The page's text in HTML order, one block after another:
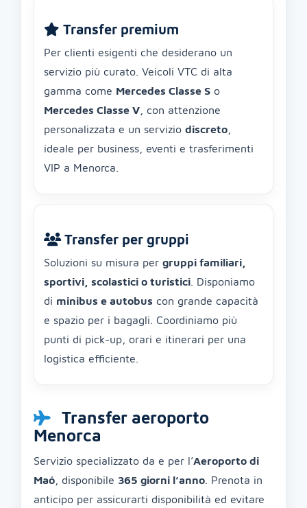
Transfer premium
Per clienti esigenti che desiderano un
servizio più curato. Veicoli VTC di alta
gamma come Mercedes Classe S o
Mercedes Classe V , con attenzione
personalizzata e un servizio discreto
ideale per business, eventi e trasferimenti
VIP a Menorca.
Transfer per gruppi
Soluzioni su misura per gruppi familiari,
sportivi, scolastici o turistici . Disponiamo
di minibus e autobus con grande capacità
e spazio per i bagagli. Coordiniamo più
punti di pick-up, orari e itinerari per una
logistica efficiente.
Transfer aeroporto
Menorca
Servizio specializzato da e per l’Aeroporto di
Maó , disponibile 365 giorni l’anno . Prenota in
anticipo per assicurarti disponibilità ed evitare